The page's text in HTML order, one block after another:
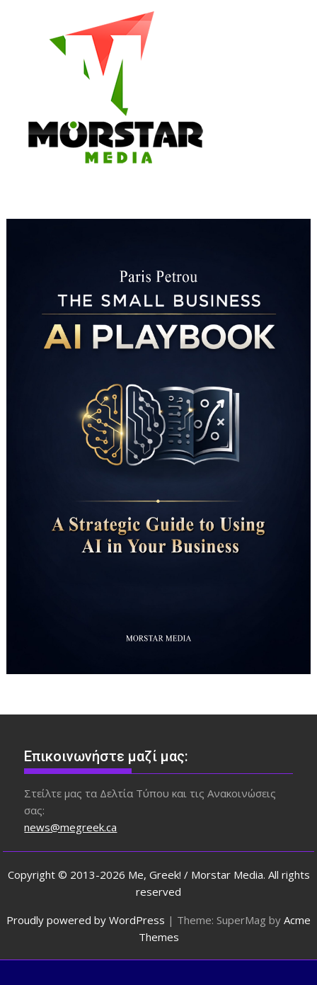
Επικοινωνήστε μαζί μας:
Στείλτε μας τα Δελτία Τύπου και τις Ανακοινώσεις
σας:
news@megreek.ca
Copyright © 2013-2026 Me, Greek! / Morstar Media. All rights
reserved
Proudly powered by WordPress | Theme: SuperMag by Acme
Themes